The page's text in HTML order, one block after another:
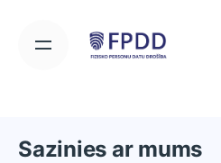
Sazinies ar mums